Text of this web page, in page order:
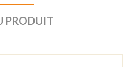
PRODUIT